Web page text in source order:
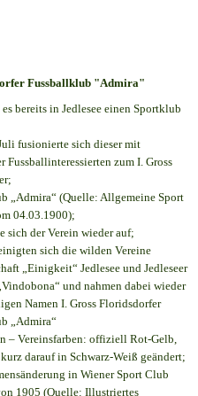
Fussballklub "Admira"
bereits in Jedlesee einen Sportklub
fusionierte sich dieser mit
Fussballinteressierten zum I. Gross
;
„Admira“ (Quelle: Allgemeine Sport
04.03.1900);
sich der Verein wieder auf;
sich die wilden Vereine
„Einigkeit“ Jedlesee und Jedleseer
und nahmen dabei wieder
Namen I. Gross Floridsdorfer
„Admira“
– Vereinsfarben: offiziell Rot-Gelb,
darauf in Schwarz-Weiß geändert;
in Wiener Sport Club
1905 (Quelle: Illustriertes